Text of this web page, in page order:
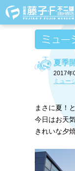
夏季
2017年
ミュー
まさに夏！
今日はお天
きれいな夕